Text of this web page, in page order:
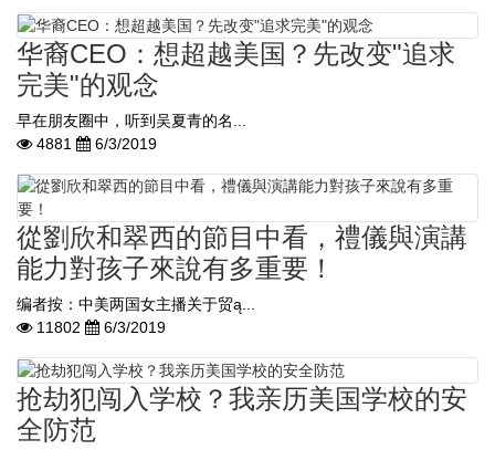
华裔CEO：想超越美国？先改变"追求
完美"的观念
早在朋友圈中，听到吴夏青的名...
4881
6/3/2019
從劉欣和翠西的節目中看，禮儀與演講
能力對孩子來說有多重要！
编者按：中美两国女主播关于贸ą...
11802
6/3/2019
抢劫犯闯入学校？我亲历美国学校的安
全防范